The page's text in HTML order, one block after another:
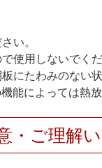
い。
使用しないでく
にたわみのない
能によっては熱
・ご理解